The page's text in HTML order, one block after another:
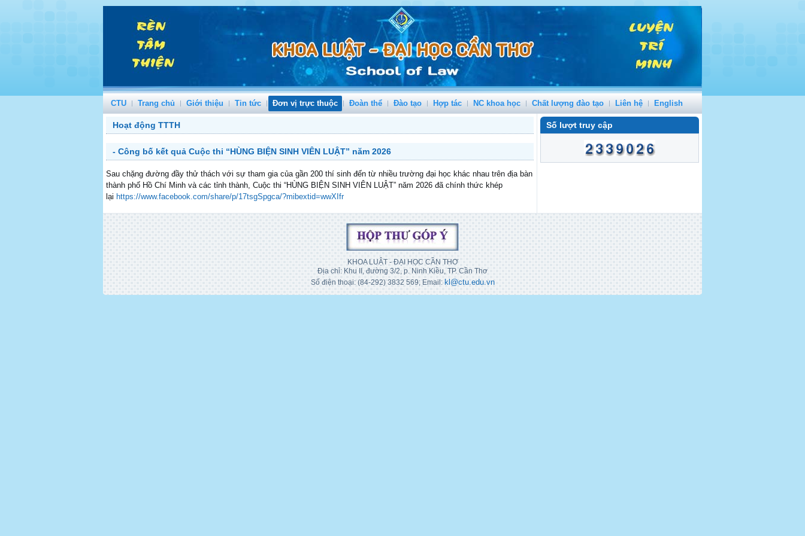
CTU Trang chủ Giới thiệu Tin tức Đơn vị trực thuộc Đoàn thể Đào tạo Hợp tác NC khoa học Chất lượng đào tạo Liên hệ English
Hoạt động TTTH
- Công bố kết quả Cuộc thi “HÙNG BIỆN SINH VIÊN LUẬT” năm 2026
Sau chặng đường đầy thử thách với sự tham gia của gần 200 thí sinh đến từ nhiều trường đại học khác nhau trên địa bàn
thành phố Hồ Chí Minh và các tỉnh thành, Cuộc thi “HÙNG BIỆN SINH VIÊN LUẬT” năm 2026 đã chính thức khép
lại https://www.facebook.com/share/p/17tsgSpgca/?mibextid=wwXIfr
Số lượt truy cập
KHOA LUẬT - ĐẠI HỌC CẦN THƠ
Địa chỉ: Khu II, đường 3/2, p. Ninh Kiều, TP. Cần Thơ
Số điện thoại: (84-292) 3832 569; Email: kl@ctu.edu.vn